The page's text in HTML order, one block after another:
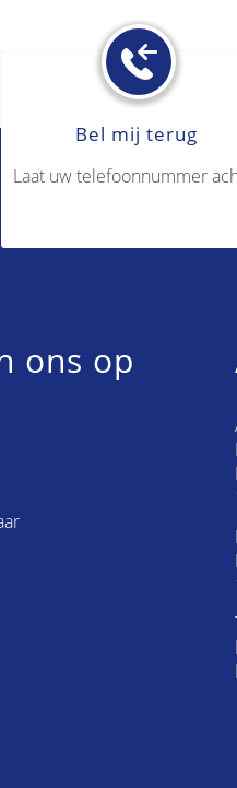
Bel mij terug
Laat uw telefoonnummer
ons op